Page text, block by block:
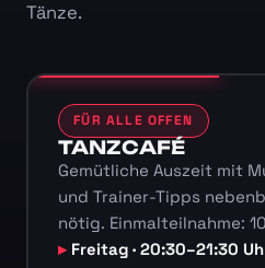
Tänze.
FÜR ALLE OFFEN
TANZCAFÉ
Gemütliche Auszeit mit
und Trainer-Tipps
nötig. Einmalteilnahme:
Freitag · 20:30–21:30